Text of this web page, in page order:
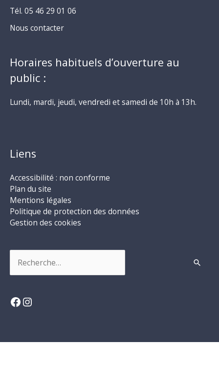
Tél. 05 46 29 01 06
Nous contacter
Horaires habituels d’ouverture au
public :
Lundi, mardi, jeudi, vendredi et samedi de 10h à 13h.
Liens
Accessibilité : non conforme
Plan du site
Mentions légales
Politique de protection des données
Gestion des cookies
Facebook
Instagram